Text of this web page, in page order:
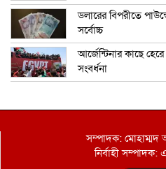
ডলারের বিপরীতে
সর্বোচ্চ
আর্জেন্টিনার কাছে
সংবর্ধনা
সম্পাদক: মোহাম্মদ
নির্বাহী